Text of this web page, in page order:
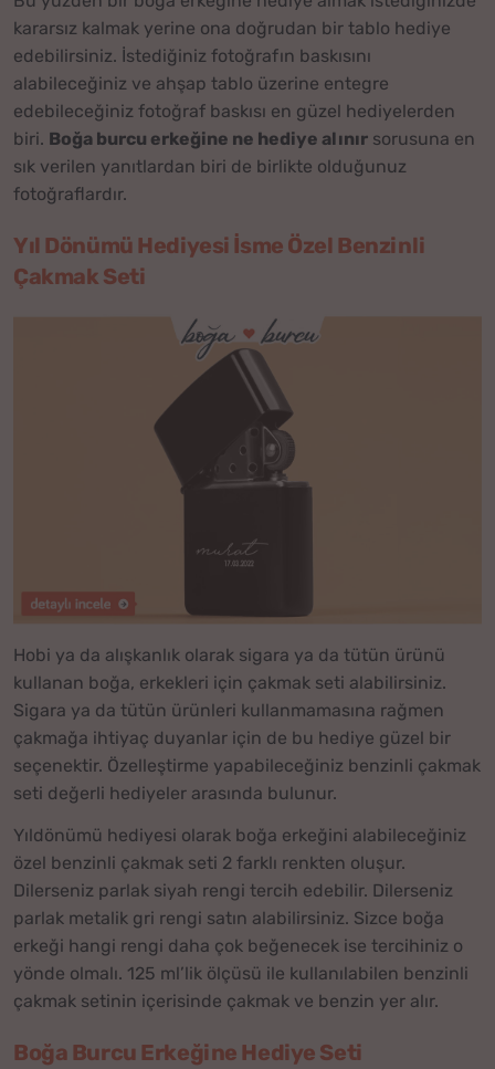
kararsız kalmak yerine ona doğrudan bir tablo hediye
edebilirsiniz. İstediğiniz fotoğrafın baskısını
alabileceğiniz ve ahşap tablo üzerine entegre
edebileceğiniz fotoğraf baskısı en güzel hediyelerden
biri. Boğa burcu erkeğine ne hediye alınır sorusuna en
sık verilen yanıtlardan biri de birlikte olduğunuz
fotoğraflardır.
Yıl Dönümü Hediyesi İsme Özel Benzinli
Çakmak Seti
Hobi ya da alışkanlık olarak sigara ya da tütün ürünü
kullanan boğa, erkekleri için çakmak seti alabilirsiniz.
Sigara ya da tütün ürünleri kullanmamasına rağmen
çakmağa ihtiyaç duyanlar için de bu hediye güzel bir
seçenektir. Özelleştirme yapabileceğiniz benzinli çakmak
seti değerli hediyeler arasında bulunur.
Yıldönümü hediyesi olarak boğa erkeğini alabileceğiniz
özel benzinli çakmak seti 2 farklı renkten oluşur.
Dilerseniz parlak siyah rengi tercih edebilir. Dilerseniz
parlak metalik gri rengi satın alabilirsiniz. Sizce boğa
erkeği hangi rengi daha çok beğenecek ise tercihiniz o
yönde olmalı. 125 ml’lik ölçüsü ile kullanılabilen benzinli
çakmak setinin içerisinde çakmak ve benzin yer alır.
Boğa Burcu Erkeğine Hediye Seti